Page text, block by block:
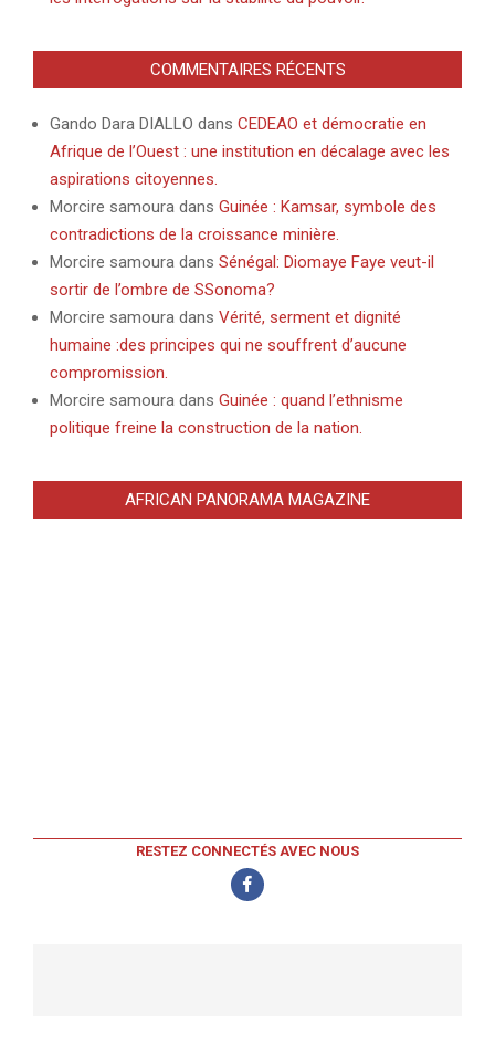
COMMENTAIRES RÉCENTS
Gando Dara DIALLO dans CEDEAO et démocratie en
Afrique de l’Ouest : une institution en décalage avec les
aspirations citoyennes.
Morcire samoura dans Guinée : Kamsar, symbole des
contradictions de la croissance minière.
Morcire samoura dans Sénégal: Diomaye Faye veut-il
sortir de l’ombre de SSonoma?
Morcire samoura dans Vérité, serment et dignité
humaine :des principes qui ne souffrent d’aucune
compromission.
Morcire samoura dans Guinée : quand l’ethnisme
politique freine la construction de la nation.
AFRICAN PANORAMA MAGAZINE
RESTEZ CONNECTÉS AVEC NOUS